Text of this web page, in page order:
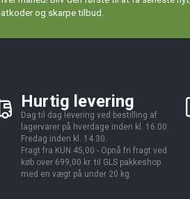
og skarpe tilbud.
Hurtig levering
Dag til dag levering ved bestilling af
lagervarer på hverdage inden kl. 16.00.
Fredag inden kl. 14.30.
Fragt fra KUN 45,00 - Opnå fri fragt ved
køb over 699,00 kr. til GLS pakkeshop
med en vægt på under 20 kg.